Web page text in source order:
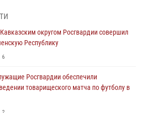
Дню физкультурника
округом Росгвардии совершил
Республику
6
Росгвардии обеспечили
товарищеского матча по футболу в